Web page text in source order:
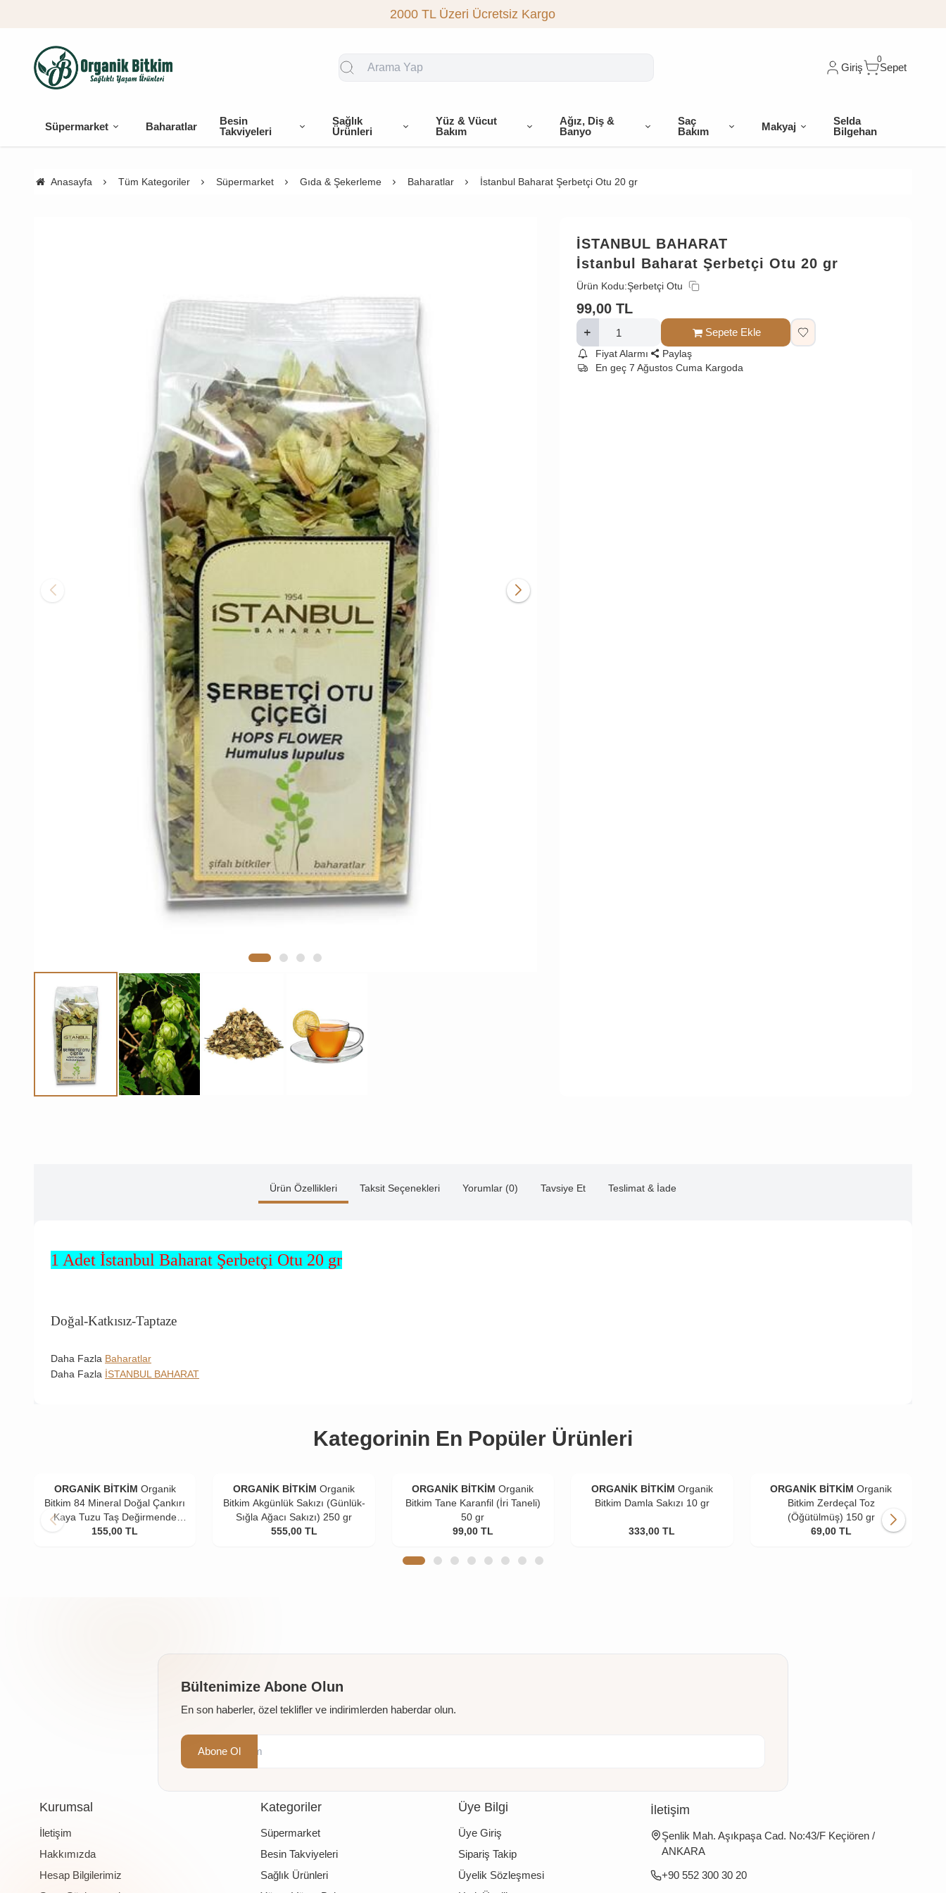
2000 TL Üzeri Ücretsiz Kargo
Giriş
0
Sepet
Süpermarket Baharatlar
Besin
Takviyeleri
Sağlık
Ürünleri
Yüz & Vücut
Bakım
Ağız, Diş &
Banyo
Saç
Bakım
Makyaj
Selda
Bilgehan
Anasayfa Tüm Kategoriler Süpermarket Gıda & Şekerleme Baharatlar İstanbul Baharat Şerbetçi Otu 20 gr
İSTANBUL BAHARAT
İstanbul Baharat Şerbetçi Otu 20 gr
Ürün Kodu:Şerbetçi Otu
99,00 TL
Sepete Ekle
Fiyat Alarmı
Paylaş
En geç 7 Ağustos Cuma Kargoda
Ürün Özellikleri Taksit Seçenekleri Yorumlar (0) Tavsiye Et Teslimat & İade
1 Adet İstanbul Baharat Şerbetçi Otu 20 gr
Doğal-Katkısız-Taptaze
Daha Fazla Baharatlar
Daha Fazla İSTANBUL BAHARAT
Kategorinin En Popüler Ürünleri
ORGANİK BİTKİM Organik
Bitkim 84 Mineral Doğal Çankırı
Kaya Tuzu Taş Değirmende
Öğütülmüş 4 x 500 gr
155,00 TL
ORGANİK BİTKİM Organik
Bitkim Akgünlük Sakızı (Günlük-
Sığla Ağacı Sakızı) 250 gr
555,00 TL
ORGANİK BİTKİM Organik
Bitkim Tane Karanfil (İri Taneli)
50 gr
99,00 TL
ORGANİK BİTKİM Organik
Bitkim Damla Sakızı 10 gr
333,00 TL
ORGANİK BİTKİM Organik
Bitkim Zerdeçal Toz
(Öğütülmüş) 150 gr
69,00 TL
Bültenimize Abone Olun
En son haberler, özel teklifler ve indirimlerden haberdar olun.
Abone Ol
Kurumsal
İletişim
Hakkımızda
Hesap Bilgilerimiz
Kategoriler
Süpermarket
Besin Takviyeleri
Sağlık Ürünleri
Üye Bilgi
Üye Giriş
Sipariş Takip
Üyelik Sözleşmesi
İletişim
Şenlik Mah. Aşıkpaşa Cad. No:43/F Keçiören /
ANKARA
+90 552 300 30 20